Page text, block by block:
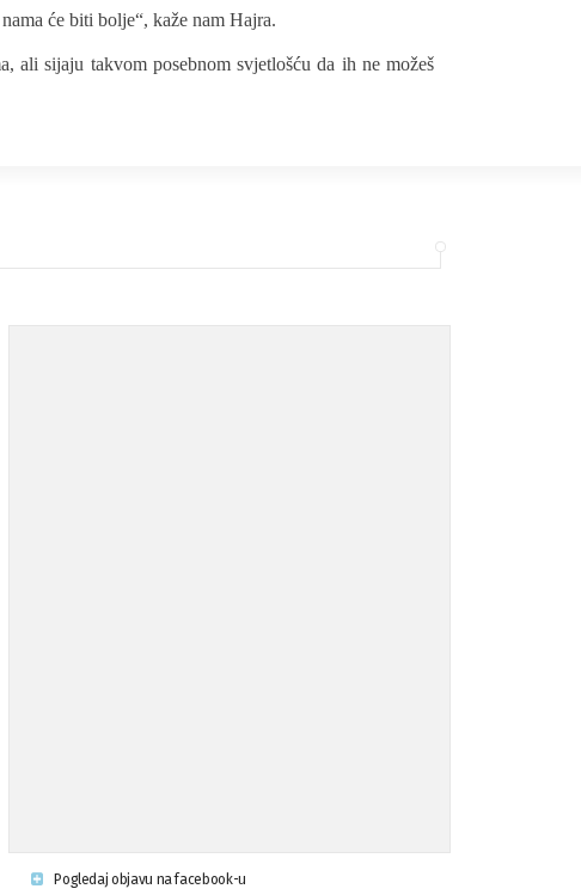
će biti bolje“, kaže nam Hajra.
ali sijaju takvom posebnom svjetlošću da ih ne možeš
Pogledaj objavu na facebook-u